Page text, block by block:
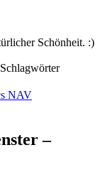
Schönheit. :)
Schlagwörter
NAV
–